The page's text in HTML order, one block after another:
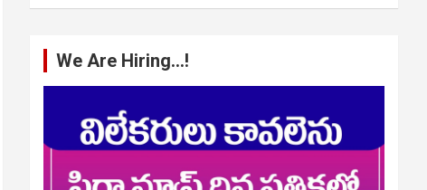
We Are Hiring…!